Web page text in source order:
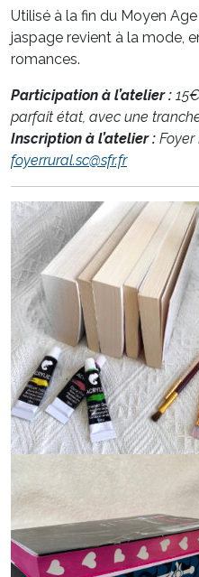
Utilisé à la fin du Moyen
jaspage revient à la mode,
romances.
Participation à l’atelier :
parfait état, avec une
Inscription à l’atelier : Foyer
foyerrural.sc@sfr.fr